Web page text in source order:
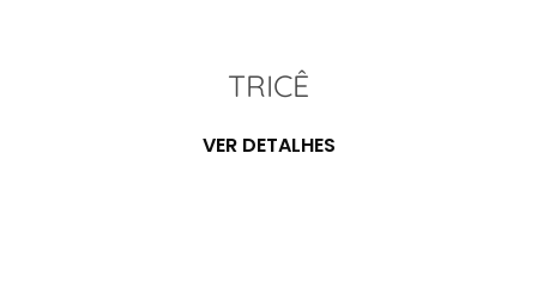
TRICÊ
VER DETALHES